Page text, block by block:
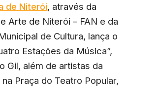
de Niterói, através da
Arte de Niterói – FAN e da
de Cultura, lança o
Estações da Música”,
Gil, além de artistas da
Praça do Teatro Popular,